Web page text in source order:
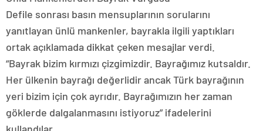
Defile sonrası basın mensuplarının sorularını
yanıtlayan ünlü mankenler, bayrakla ilgili yaptıkları
ortak açıklamada dikkat çeken mesajlar verdi.
“Bayrak bizim kırmızı çizgimizdir. Bayrağımız kutsaldır.
Her ülkenin bayrağı değerlidir ancak Türk bayrağının
yeri bizim için çok ayrıdır. Bayrağımızın her zaman
göklerde dalgalanmasını istiyoruz” ifadelerini